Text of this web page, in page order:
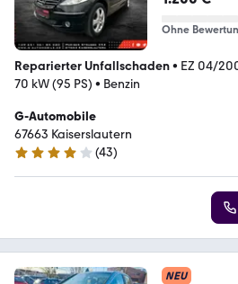
Ohne
Reparierter Unfallschaden• EZ 04/
70 kW (95 PS) • Benzin
G-Automobile
67663 Kaiserslautern
3.8 Sterne
(43)
NEU